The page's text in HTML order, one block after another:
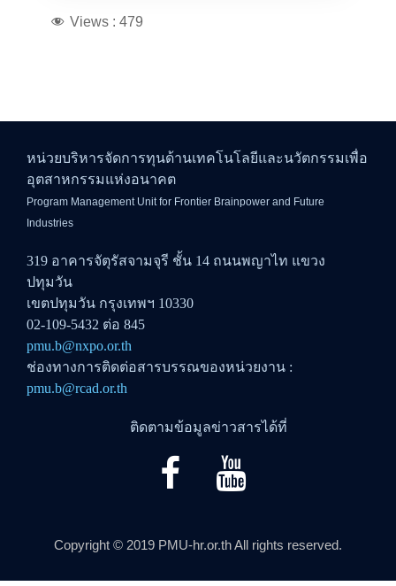
Views : 479
หน่วยบริหารจัดการทุนด้านเทคโนโลยีและนวัตกรรมเพื่อ
อุตสาหกรรมแห่งอนาคต
Program Management Unit for Frontier Brainpower and Future
Industries
319 อาคารจัตุรัสจามจุรี ชั้น 14 ถนนพญาไท แขวง
ปทุมวัน
เขตปทุมวัน กรุงเทพฯ 10330
02-109-5432 ต่อ 845
pmu.b@nxpo.or.th
ช่องทางการติดต่อสารบรรณของหน่วยงาน :
pmu.b@rcad.or.th
ติดตามข้อมูลข่าวสารได้ที่
Copyright © 2019 PMU-hr.or.th All rights reserved.